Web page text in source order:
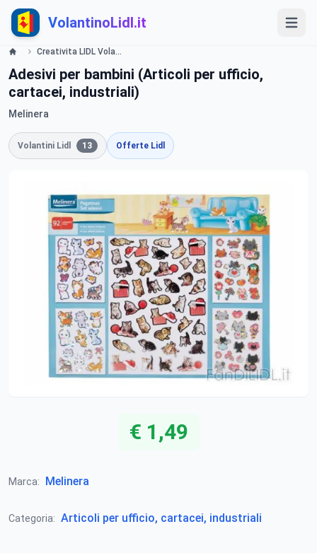
VolantinoLidl.it
Creativita LIDL Volantino Offerte e Promozioni - Offerte valide dal 23 luglio 2015 Lidl
Adesivi per bambini (Articoli per ufficio,
cartacei, industriali)
Melinera
Volantini Lidl 13 Offerte Lidl
€ 1,49
Marca: Melinera
Categoria: Articoli per ufficio, cartacei, industriali